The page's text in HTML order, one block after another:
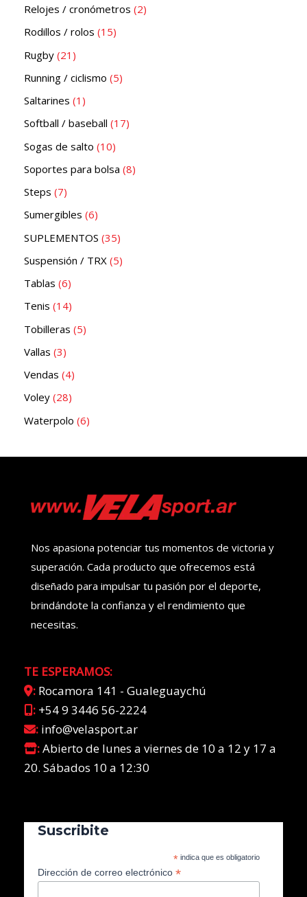
Relojes / cronómetros 2
Rodillos / rolos 15
Rugby 21
Running / ciclismo 5
Saltarines 1
Softball / baseball 17
Sogas de salto 10
Soportes para bolsa 8
Steps 7
Sumergibles 6
SUPLEMENTOS 35
Suspensión / TRX 5
Tablas 6
Tenis 14
Tobilleras 5
Vallas 3
Vendas 4
Voley 28
Waterpolo 6
Nos apasiona potenciar tus momentos de victoria y
superación. Cada producto que ofrecemos está
diseñado para impulsar tu pasión por el deporte,
brindándote la confianza y el rendimiento que
necesitas.
TE ESPERAMOS:
: Rocamora 141 - Gualeguaychú
: +54 9 3446 56-2224
: info@velasport.ar
:Abierto de lunes a viernes de 10 a 12 y 17 a
20. Sábados 10 a 12:30
Suscribite
* indica que es obligatorio
Dirección de correo electrónico *